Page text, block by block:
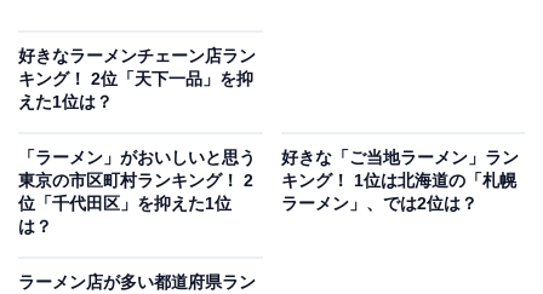
「カエシ」という言葉を知っているか
All About ニュース編集部は、全国の10~70代の男女500
人に「カエシ」という言葉を知っているか調査を実施。
その結果、「知っている」と回答した人が66％、「知ら
好きなラーメンチェーン店ラン
キング！ 2位「天下一品」を抑
えた1位は？
「ラーメン」がおいしいと思う
東京の市区町村ランキング！ 2
位「千代田区」を抑えた1位
は？
好きな「ご当地ラーメン」ラン
キング！ 1位は北海道の「札幌
ラーメン」、では2位は？
ラーメン店が多い都道府県ラン